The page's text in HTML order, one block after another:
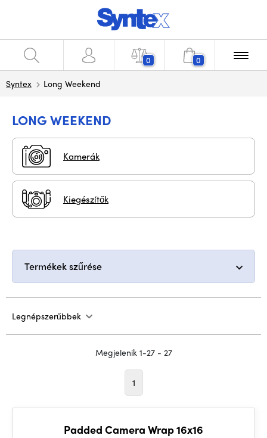
0 0
Syntex Long Weekend
LONG WEEKEND
Kamerák
Kiegészítők
Termékek szűrése
Legnépszerűbbek
Megjelenik 1-27 - 27
1
Padded Camera Wrap 16x16